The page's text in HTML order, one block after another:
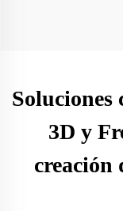
Soluciones
3D y
creación